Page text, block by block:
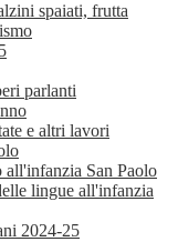
spaiati, frutta
parlanti
e altri lavori
San Paolo
lingue all'infanzia
2024-25